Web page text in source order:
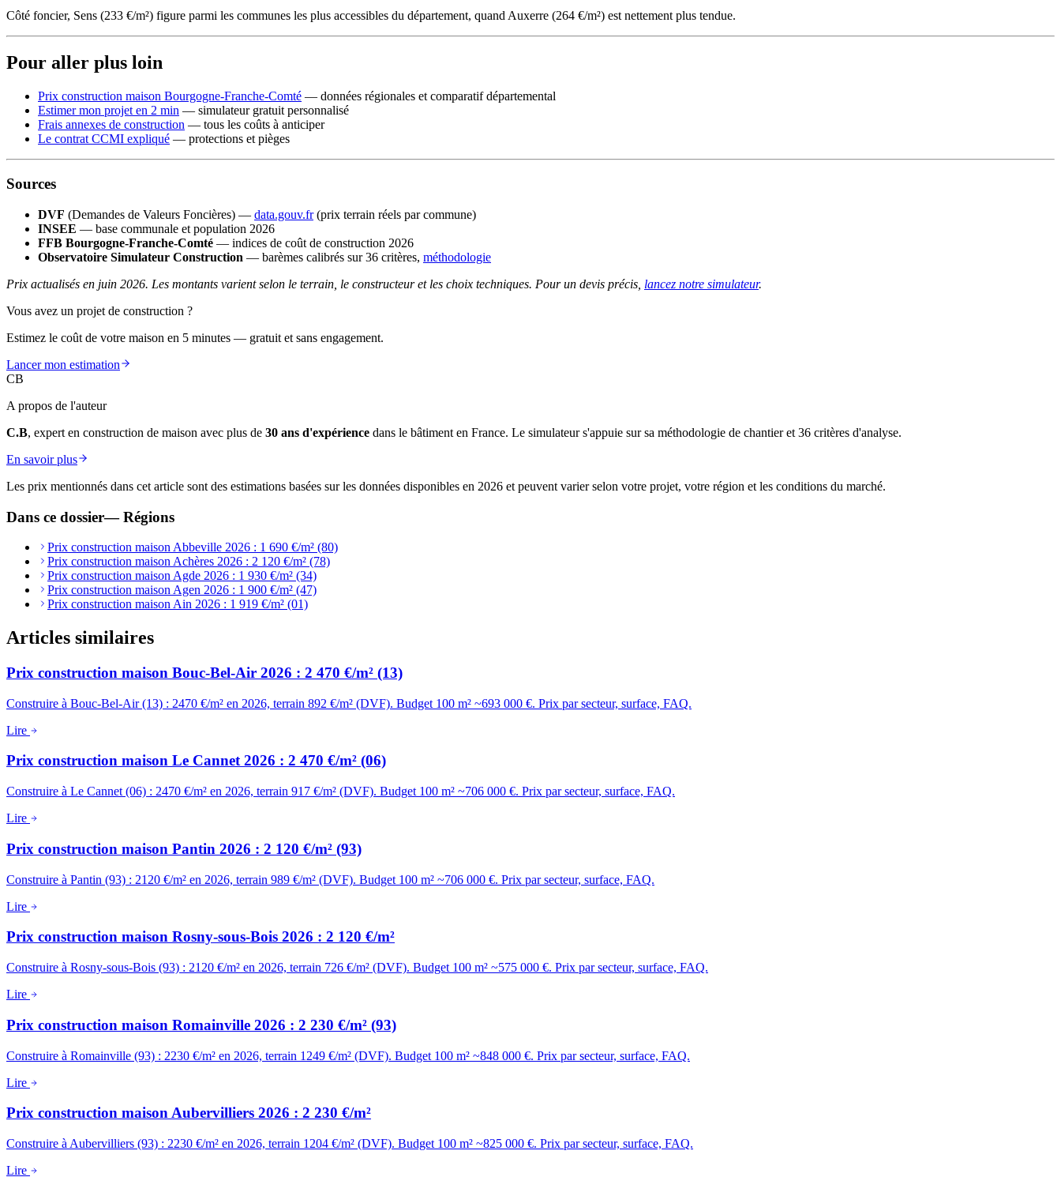
Côté foncier, Sens (233 €/m²) figure parmi les communes les plus accessibles du département, quand Auxerre (264 €/m²) est nettement plus tendue.
Pour aller plus loin
Prix construction maison Bourgogne-Franche-Comté — données régionales et comparatif départemental
Estimer mon projet en 2 min — simulateur gratuit personnalisé
Frais annexes de construction — tous les coûts à anticiper
Le contrat CCMI expliqué — protections et pièges
Sources
DVF (Demandes de Valeurs Foncières) — data.gouv.fr(prix terrain réels par commune)
INSEE — base communale et population 2026
FFB Bourgogne-Franche-Comté — indices de coût de construction 2026
Observatoire Simulateur Construction — barèmes calibrés sur 36 critères, méthodologie
Prix actualisés en juin 2026. Les montants varient selon le terrain, le constructeur et les choix techniques. Pour un devis précis, lancez notre simulateur.
Vous avez un projet de construction ?
Estimez le coût de votre maison en 5 minutes — gratuit et sans engagement.
Lancer mon estimation
CB
A propos de l'auteur
C.B, expert en construction de maison avec plus de 30 ans d'expérience dans le bâtiment en France. Le simulateur s'appuie sur sa méthodologie de chantier et 36 critères d'analyse.
En savoir plus
Les prix mentionnés dans cet article sont des estimations basées sur les données disponibles en 2026 et peuvent varier selon votre projet, votre région et les conditions du marché.
Dans ce dossier—Régions
Prix construction maison Abbeville 2026 : 1 690 €/m² (80)
Prix construction maison Achères 2026 : 2 120 €/m² (78)
Prix construction maison Agde 2026 : 1 930 €/m² (34)
Prix construction maison Agen 2026 : 1 900 €/m² (47)
Prix construction maison Ain 2026 : 1 919 €/m² (01)
Articles similaires
Prix construction maison Bouc-Bel-Air 2026 : 2 470 €/m² (13)
Construire à Bouc-Bel-Air (13) : 2470 €/m² en 2026, terrain 892 €/m² (DVF). Budget 100 m² ~693 000 €. Prix par secteur, surface, FAQ.
Lire
Prix construction maison Le Cannet 2026 : 2 470 €/m² (06)
Construire à Le Cannet (06) : 2470 €/m² en 2026, terrain 917 €/m² (DVF). Budget 100 m² ~706 000 €. Prix par secteur, surface, FAQ.
Lire
Prix construction maison Pantin 2026 : 2 120 €/m² (93)
Construire à Pantin (93) : 2120 €/m² en 2026, terrain 989 €/m² (DVF). Budget 100 m² ~706 000 €. Prix par secteur, surface, FAQ.
Lire
Prix construction maison Rosny-sous-Bois 2026 : 2 120 €/m²
Construire à Rosny-sous-Bois (93) : 2120 €/m² en 2026, terrain 726 €/m² (DVF). Budget 100 m² ~575 000 €. Prix par secteur, surface, FAQ.
Lire
Prix construction maison Romainville 2026 : 2 230 €/m² (93)
Construire à Romainville (93) : 2230 €/m² en 2026, terrain 1249 €/m² (DVF). Budget 100 m² ~848 000 €. Prix par secteur, surface, FAQ.
Lire
Prix construction maison Aubervilliers 2026 : 2 230 €/m²
Construire à Aubervilliers (93) : 2230 €/m² en 2026, terrain 1204 €/m² (DVF). Budget 100 m² ~825 000 €. Prix par secteur, surface, FAQ.
Lire